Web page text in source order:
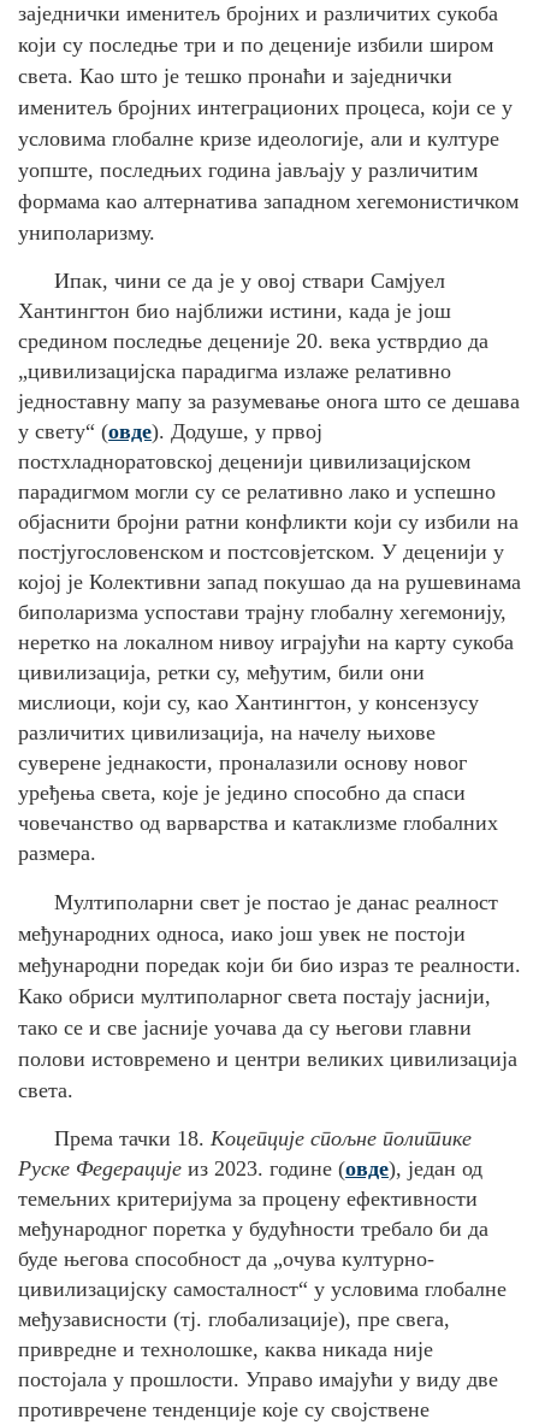
заједнички именитељ бројних и различитих сукоба
који су последње три и по деценије избили широм
света. Као што је тешко пронаћи и заједнички
именитељ бројних интеграционих процеса, који се у
условима глобалне кризе идеологије, али и културе
уопште, последњих година јављају у различитим
формама као алтернатива западном хегемонистичком
униполаризму.
Ипак, чини се да је у овој ствари Самјуел
Хантингтон био најближи истини, када је још
средином последње деценије 20. века устврдио да
„цивилизацијска парадигма излаже релативно
једноставну мапу за разумевање онога што се дешава
у свету“ (овде). Додуше, у првој
постхладноратовској деценији цивилизацијском
парадигмом могли су се релативно лако и успешно
објаснити бројни ратни конфликти који су избили на
постјугословенском и постсовјетском. У деценији у
којој је Колективни запад покушао да на рушевинама
биполаризма успостави трајну глобалну хегемонију,
неретко на локалном нивоу играјући на карту сукоба
цивилизација, ретки су, међутим, били они
мислиоци, који су, као Хантингтон, у консензусу
различитих цивилизација, на начелу њихове
суверене једнакости, проналазили основу новог
уређења света, које је једино способно да спаси
човечанство од варварства и катаклизме глобалних
размера.
Мултиполарни свет је постао је данас реалност
међународних односа, иако још увек не постоји
међународни поредак који би био израз те реалности.
Како обриси мултиполарног света постају јаснији,
тако се и све јасније уочава да су његови главни
полови истовремено и центри великих цивилизација
света.
Према тачки 18. Коцепције спољне политике
Руске Федерације из 2023. године (овде), један од
темељних критеријума за процену ефективности
међународног поретка у будућности требало би да
буде његова способност да „очува културно-
цивилизацијску самосталност“ у условима глобалне
међузависности (тј. глобализације), пре свега,
привредне и технолошке, каква никада није
постојала у прошлости. Управо имајући у виду две
противречене тенденције које су својствене